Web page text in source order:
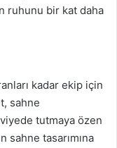
ruhunu bir kat daha
kadar ekip için
sahne
tutmaya özen
tasarımına